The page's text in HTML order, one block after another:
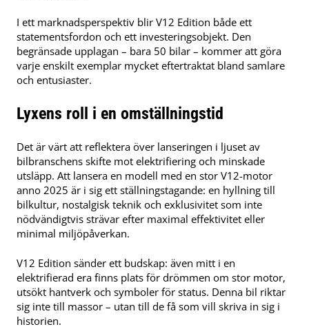
I ett marknadsperspektiv blir V12 Edition både ett
statementsfordon och ett investeringsobjekt. Den
begränsade upplagan – bara 50 bilar – kommer att göra
varje enskilt exemplar mycket eftertraktat bland samlare
och entusiaster.
Lyxens roll i en omställningstid
Det är värt att reflektera över lanseringen i ljuset av
bilbranschens skifte mot elektrifiering och minskade
utsläpp. Att lansera en modell med en stor V12-motor
anno 2025 är i sig ett ställningstagande: en hyllning till
bilkultur, nostalgisk teknik och exklusivitet som inte
nödvändigtvis strävar efter maximal effektivitet eller
minimal miljöpåverkan.
V12 Edition sänder ett budskap: även mitt i en
elektrifierad era finns plats för drömmen om stor motor,
utsökt hantverk och symboler för status. Denna bil riktar
sig inte till massor – utan till de få som vill skriva in sig i
historien.